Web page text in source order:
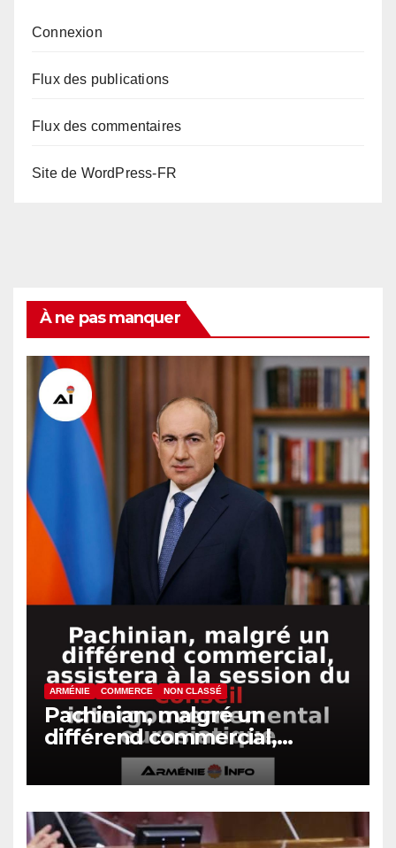
Connexion
Flux des publications
Flux des commentaires
Site de WordPress-FR
À ne pas manquer
ARMÉNIE COMMERCE NON CLASSÉ
Pachinian, malgré un
différend commercial,
assistera à la session du
Conseil intergouvernemental